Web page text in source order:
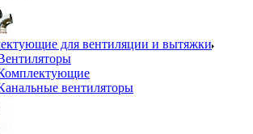
для вентиляции и вытяжки
вентиляторы